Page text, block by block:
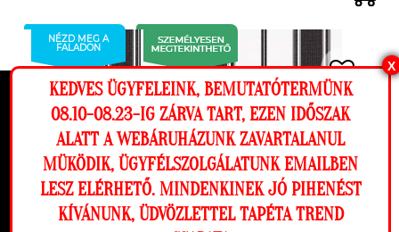
Ez a weboldal cookie-kat használ, hogy a
lehető legjobb élményt nyújtsa honlapunkon.
Beállítások
Elutasítom Engedélyezem
NÉZD MEG A
FALADON
X
KEDVES ÜGYFELEINK, BEMUTATÓTERMÜNK
08.10-08.23-IG ZÁRVA TART, EZEN IDŐSZAK
ALATT A WEBÁRUHÁZUNK ZAVARTALANUL
MÜKÖDIK, ÜGYFÉLSZOLGÁLATUNK EMAILBEN
LESZ ELÉRHETŐ. MINDENKINEK JÓ PIHENÉST
KÍVÁNUNK, ÜDVÖZLETTEL TAPÉTA TREND